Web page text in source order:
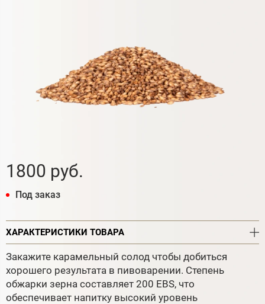
1800 руб.
Под заказ
ХАРАКТЕРИСТИКИ ТОВАРА
Закажите карамельный солод чтобы добиться
хорошего результата в пивоварении. Степень
обжарки зерна составляет 200 EBS, что
обеспечивает напитку высокий уровень